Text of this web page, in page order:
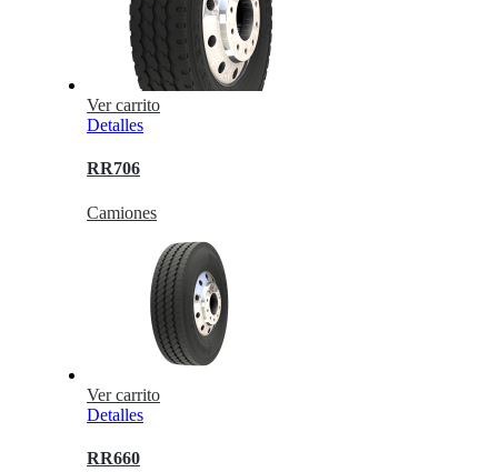
Ver carrito
Detalles
RR706
Camiones
Ver carrito
Detalles
RR660